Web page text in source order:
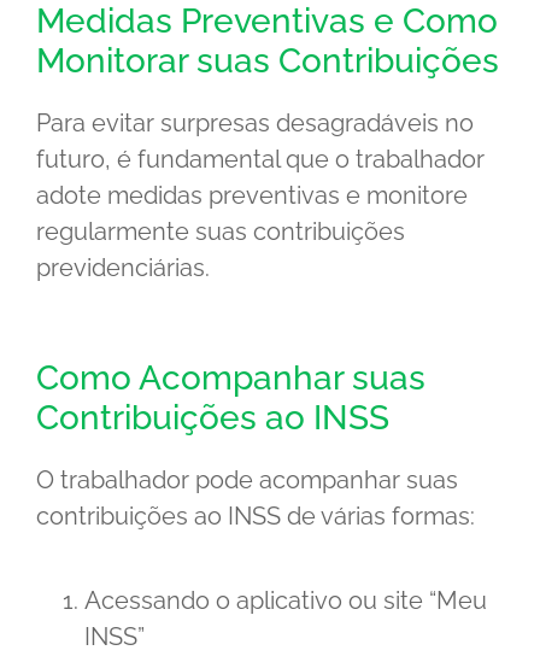
Medidas Preventivas e Como
Monitorar suas Contribuições
Para evitar surpresas desagradáveis no
futuro, é fundamental que o trabalhador
adote medidas preventivas e monitore
regularmente suas contribuições
previdenciárias.
Como Acompanhar suas
Contribuições ao INSS
O trabalhador pode acompanhar suas
contribuições ao INSS de várias formas:
Acessando o aplicativo ou site “Meu
INSS”